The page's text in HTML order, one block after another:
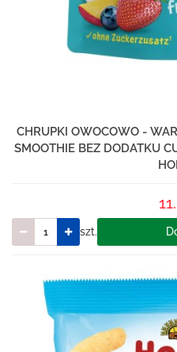
CHRUPKI OWOCOWO -
SMOOTHIE BEZ DODATKU
szt.